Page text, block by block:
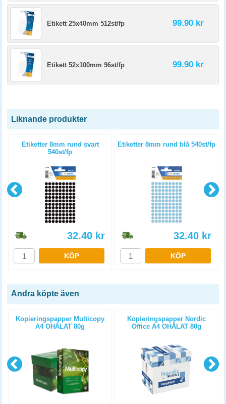
Etikett 25x40mm 512st/fp 99.90 kr
Etikett 52x100mm 96st/fp 99.90 kr
Liknande produkter
Etiketter 8mm rund svart
540st/fp
32.40 kr
KÖP
Etiketter 8mm rund blå 540st/fp
32.40 kr
KÖP
Andra köpte även
Kopieringspapper Multicopy
A4 OHÅLAT 80g
Kopieringspapper Nordic
Office A4 OHÅLAT 80g